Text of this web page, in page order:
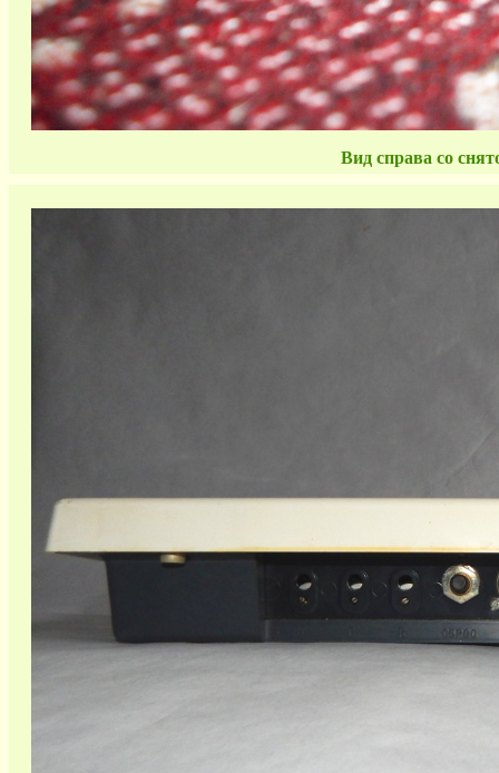
Вид справа со